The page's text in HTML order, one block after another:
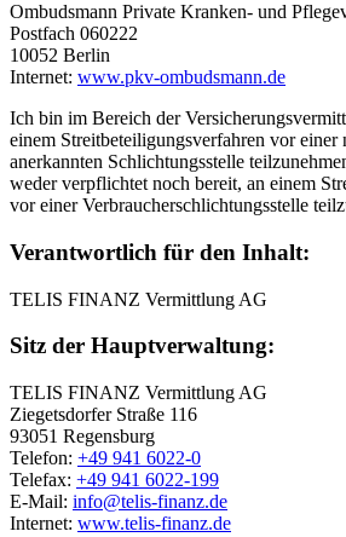
Ombudsmann Private Kranken- und
Postfach 060222
10052 Berlin
Internet: www.pkv-ombudsmann.de
Ich bin im Bereich der
einem Streitbeteiligungsverfahren vor
anerkannten Schlichtungsstelle
weder verpflichtet noch bereit, an einem
vor einer Verbraucherschlichtungsstelle
Verantwortlich für den Inhalt:
TELIS FINANZ Vermittlung AG
Sitz der Hauptverwaltung:
TELIS FINANZ Vermittlung AG
Ziegetsdorfer Straße 116
93051 Regensburg
Telefon: +49 941 6022-0
Telefax: +49 941 6022-199
E-Mail: info@telis-finanz.de
Internet: www.telis-finanz.de